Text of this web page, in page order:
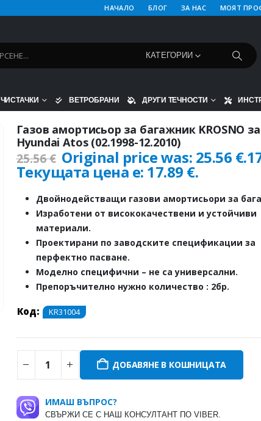
НАЧАЛО БЛОГ ЗА НАС МОЯТ
КАТЕГОРИИ
ЧИСТАЧКИ ВЕТРОБРАНИ ДРУГИ ТЕЧНОСТИ
Газов амортисьор за багажник KROSNO за
Hyundai Atos (02.1998-12.2010)
25.56€ Original price was: 25.56 €.
Текущата цена е: 17.89 €.
Двойнодействащи газови амортисьори за
Изработени от висококачествени и устойчиви
материали.
Проектирани по заводските спецификации за
перфектно пасване.
Моделно специфични – не са универсални.
Препоръчително нужно количество : 2бр.
Код: KR31004
ДОБАВЯНЕ В КОШНИЦАТА
ИМАШ ВЪПРОС?
СВЪРЖИ СЕ С НАШ КОНСУЛТАНТ ПО VIBER.